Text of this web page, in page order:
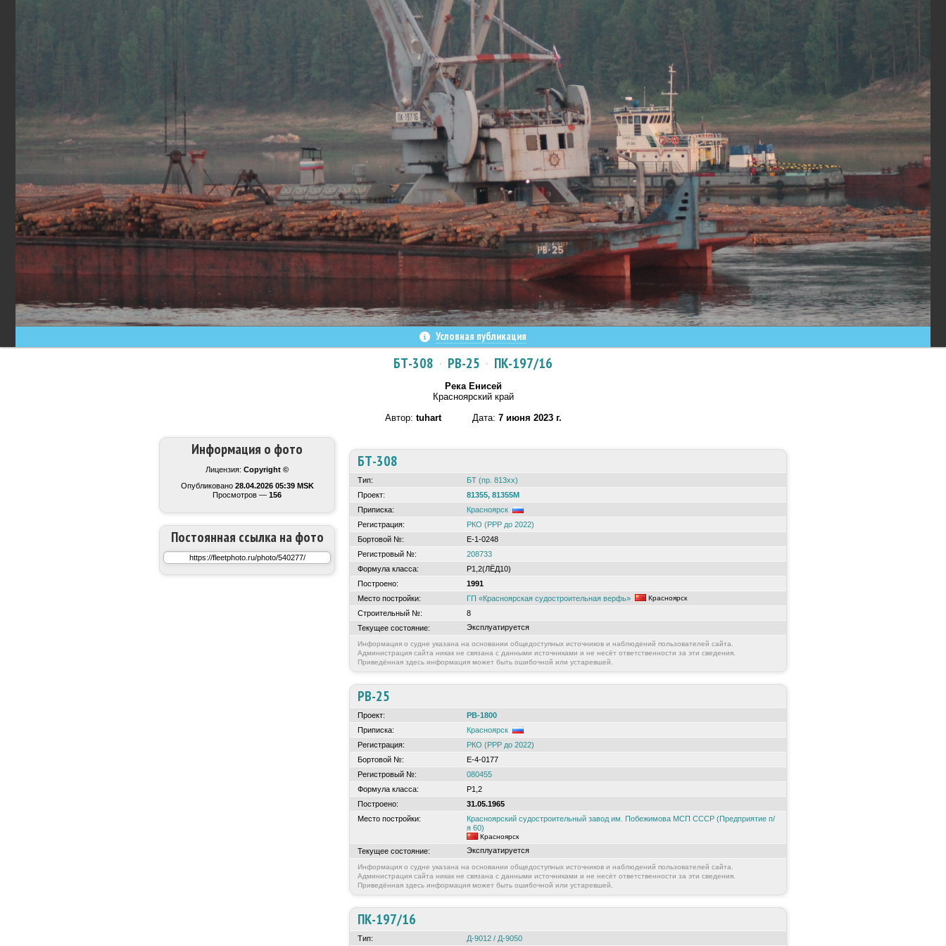
Условная публикация
БТ-308 · РВ-25 · ПК-197/16
Река Енисей
Красноярский край
Автор: tuhartДата: 7 июня 2023 г.
Информация о фото
Лицензия: Copyright ©
Опубликовано 28.04.2026 05:39 MSK
Просмотров — 156
Постоянная ссылка на фото
БТ-308
Тип:
БТ (пр. 813хх)
Проект:
81355, 81355М
Приписка:
Красноярск
Регистрация:
РКО (РРР до 2022)
Бортовой №:
Е-1-0248
Регистровый №:
208733
Формула класса:
Р1,2(ЛЁД10)
Построено:
1991
Место постройки:
ГП «Красноярская судостроительная верфь» Красноярск
Строительный №:
8
Текущее состояние:
Эксплуатируется
Информация о судне указана на основании общедоступных источников и наблюдений пользователей сайта.
Администрация сайта никак не связана с данными источниками и не несёт ответственности за эти сведения.
Приведённая здесь информация может быть ошибочной или устаревшей.
РВ-25
Проект:
РВ-1800
Приписка:
Красноярск
Регистрация:
РКО (РРР до 2022)
Бортовой №:
Е-4-0177
Регистровый №:
080455
Формула класса:
Р1,2
Построено:
31.05.1965
Место постройки:
Красноярский судостроительный завод им. Побежимова МСП СССР (Предприятие п/
я 60)
Красноярск
Текущее состояние: Эксплуатируется
Информация о судне указана на основании общедоступных источников и наблюдений пользователей сайта.
Администрация сайта никак не связана с данными источниками и не несёт ответственности за эти сведения.
Приведённая здесь информация может быть ошибочной или устаревшей.
ПК-197/16
Тип: Д-9012 / Д-9050